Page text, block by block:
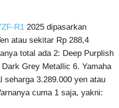
R1 2025 dipasarkan
atau sekitar Rp 288,4
total ada 2: Deep Purplish
Grey Metallic 6. Yamaha
seharga 3.289.000 yen atau
cuma 1 saja, yakni: